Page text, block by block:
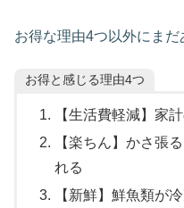
お得な理由4つ以外にま
お得と感じる理由4つ
【生活費軽減】家
【楽ちん】かさ張
れる
【新鮮】鮮魚類が